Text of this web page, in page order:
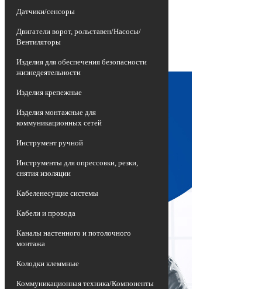
Датчики/сенсоры
Двигатели ворот, рольставен/Насосы/
Вентиляторы
Изделия для обеспечения безопасности
жизнедеятельности
Изделия крепежные
Изделия монтажные для
коммуникационных сетей
Инструмент ручной
Инструменты для опрессовки, резки,
снятия изоляции
Кабеленесущие системы
Кабели и провода
Каналы настенного и потолочного
монтажа
Колодки клеммные
Коммуникационная техника/Компоненты
электропередач, представляющих собой
опасности, на более эффективные и
долговечные приспособления -
СИП.